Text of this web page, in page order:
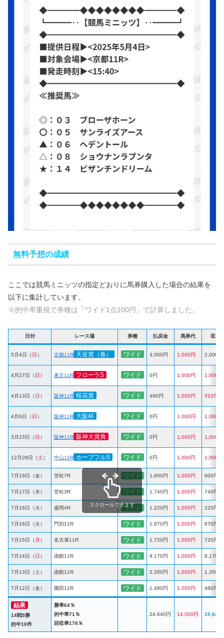
無料予想の成績
ここでは競馬ミニッツの指定どおりに馬券購入した場合の結果を
以下に集計しています。
※的中率重視で券種は「ワイド1点100円」で計算しました。
日付 レース場 券種 払戻金 馬券代 収支
5月4日（日 ） 京都11R 天皇賞（春） ワイド 3,000円 1,000円 2,000円
4月27日（日 ） 東京11R フローラS ワイド 0円 1,000円 1,000円
4月13日（日 ） 阪神11R 桜花賞 ワイド 490円 1,000円 510円
4月6日（日 ） 阪神11R 大阪杯 ワイド 0円 1,000円 1,000円
3月23日（日 ） 阪神11R 阪神大賞典 ワイド 0円 1,000円 1,000円
12月28日（土） 中山11R ホープフルS ワイド 0円 1,000円 1,000円
7月19日（金） 笠松7R ワイド 1,600円 1,000円 600円
7月17日（水） 笠松3R ワイド 1,740円 1,000円 740円
7月16日（火） 盛岡4R ワイド 1,220円 1,000円 220円
7月16日（火） 門別11R ワイド 1,870円 1,000円 870円
7月15日（ 月 ） 名古屋11R ワイド 1,720円 1,000円 720円
7月14日（日 ） 函館11R ワイド 9,170円 1,000円 8,170円
7月13日（土） 函館11R ワイド 2,350円 1,000円 1,350円
7月12日（金） 園田11R ワイド 1,480円 1,000円 480円
結果
14戦9勝
的中10件
勝率64％
的中率71％
回収率176％
24,640円 14,000円 10,640
スクロールできます